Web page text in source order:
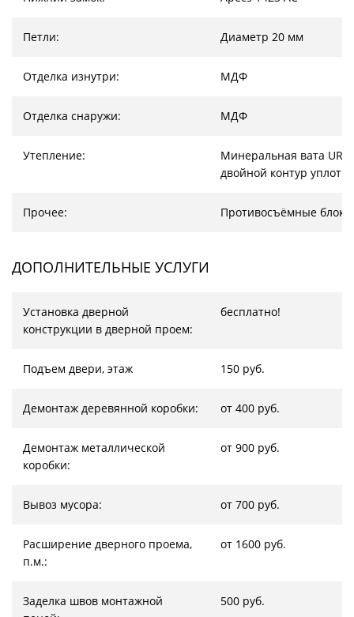
Петли: Диаметр 20 мм
Отделка изнутри: МДФ
Отделка снаружи: МДФ
Утепление:
Минеральная вата
двойной контур
Прочее: Противосъёмные
ДОПОЛНИТЕЛЬНЫЕ УСЛУГИ
Установка дверной
конструкции в дверной проем:
бесплатно!
Подъем двери, этаж 150 руб.
Демонтаж деревянной коробки: от 400 руб.
Демонтаж металлической
коробки:
от 900 руб.
Вывоз мусора: от 700 руб.
Расширение дверного проема,
п.м.:
от 1600 руб.
Заделка швов монтажной
500 руб.